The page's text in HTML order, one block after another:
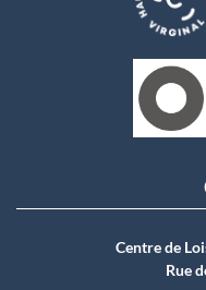
Centre de
Rue